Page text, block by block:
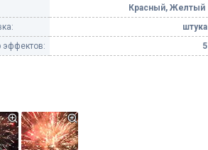
Красный, Желтый
штука
эффектов:
5